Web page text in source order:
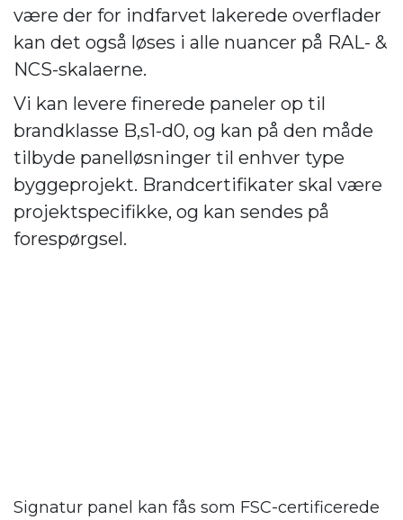
være der for indfarvet lakerede overflader
kan det også løses i alle nuancer på RAL- &
NCS-skalaerne.
Vi kan levere finerede paneler op til
brandklasse B,s1-d0, og kan på den måde
tilbyde panelløsninger til enhver type
byggeprojekt. Brandcertifikater skal være
projektspecifikke, og kan sendes på
forespørgsel.
Signatur panel kan fås som FSC-certificerede